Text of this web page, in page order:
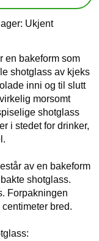
Ukjent
en bakeform som
shotglass av kjeks
inni og til slutt
morsomt
shotglass
i stedet for drinker,
av en bakeform
shotglass.
Forpakningen
bred.